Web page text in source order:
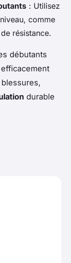
: Utilisez
comme
résistance.
débutants
durable